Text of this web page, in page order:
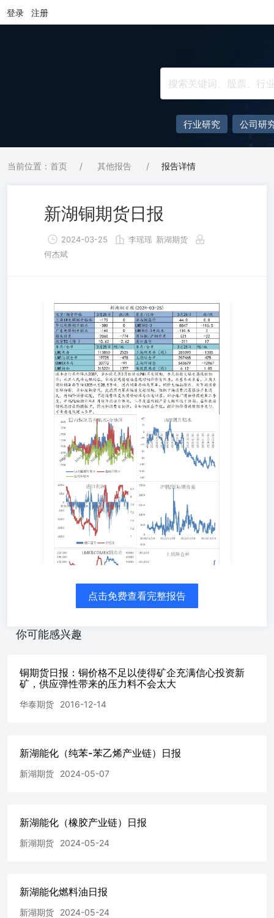
登录 注册
行业研究 公司研
当前位置：首页 / 其他报告 / 报告详情
新湖铜期货日报
2024-03-25 李瑶瑶 新湖期货
何杰斌
点击免费查看完整报告
你可能感兴趣
铜期货日报：铜价格不足以使得矿企充满信心投资新
矿，供应弹性带来的压力料不会太大
华泰期货 2016-12-14
新湖能化（纯苯-苯乙烯产业链）日报
新湖期货 2024-05-07
新湖能化（橡胶产业链）日报
新湖期货 2024-05-24
新湖能化燃料油日报
新湖期货 2024-05-24